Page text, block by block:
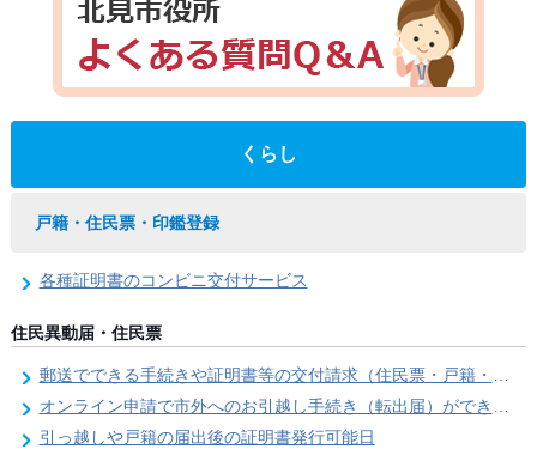
くらし
戸籍・住民票・印鑑登録
各種証明書のコンビニ交付サービス
住民異動届・住民票
郵送でできる手続きや証明書等の交付請求（住民票・戸籍・国民年金関係）
オンライン申請で市外へのお引越し手続き（転出届）ができます
引っ越しや戸籍の届出後の証明書発行可能日